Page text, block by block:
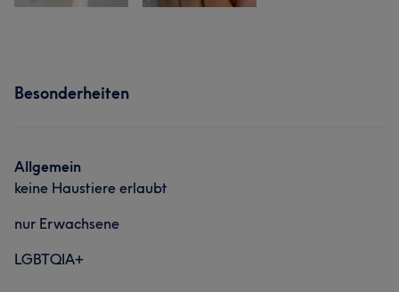
Besonderheiten
Allgemein
keine Haustiere erlaubt
nur Erwachsene
LGBTQIA+